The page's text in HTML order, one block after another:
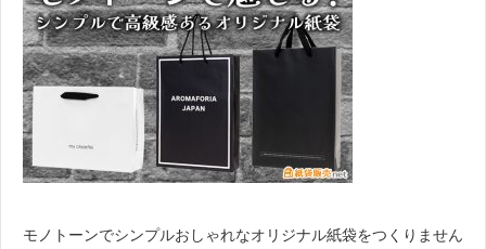
モノトーンでシンプルおしゃれなオリジナル紙袋をつくりません